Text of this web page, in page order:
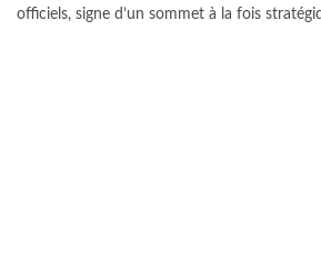
officiels, signe d’un sommet à la fois